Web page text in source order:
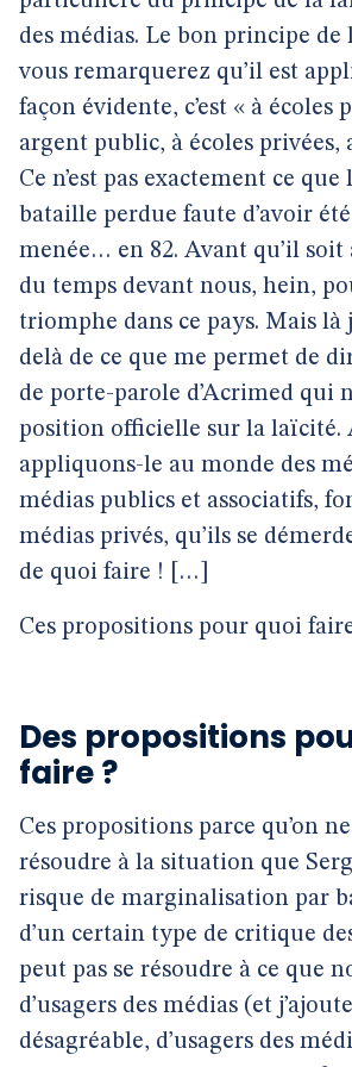
des médias. Le bon principe
vous remarquerez qu’il est
façon évidente, c’est « à écoles
argent public, à écoles privées,
Ce n’est pas exactement ce que
bataille perdue faute d’avoir
menée… en 82. Avant qu’il soit
du temps devant nous, hein,
triomphe dans ce pays. Mais là
delà de ce que me permet de
de porte-parole d’Acrimed qui
position officielle sur la laïcité.
appliquons-le au monde des
médias publics et associatifs,
médias privés, qu’ils se
de quoi faire ! […]
Ces propositions pour quoi
Des propositions
faire ?
Ces propositions parce qu’on
résoudre à la situation que
risque de marginalisation par
d’un certain type de critique
peut pas se résoudre à ce que
d’usagers des médias (et
désagréable, d’usagers des